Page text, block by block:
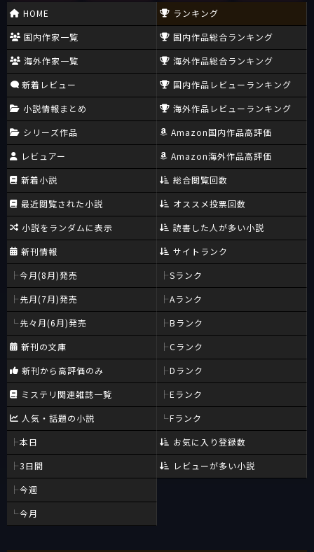
HOME
国内作家一覧
海外作家一覧
新着レビュー
小説情報まとめ
シリーズ作品
レビュアー
新着小説
最近閲覧された小説
小説をランダムに表示
新刊情報
今月(8月)発売
先月(7月)発売
先々月(6月)発売
新刊の文庫
新刊から高評価のみ
ミステリ関連雑誌一覧
人気・話題の小説
本日
3日間
今週
今月
ランキング
国内作品総合ランキング
海外作品総合ランキング
国内作品レビューランキング
海外作品レビューランキング
Amazon国内作品高評価
Amazon海外作品高評価
総合閲覧回数
オススメ投票回数
読書した人が多い小説
サイトランク
Sランク
Aランク
Bランク
Cランク
Dランク
Eランク
Fランク
お気に入り登録数
レビューが多い小説